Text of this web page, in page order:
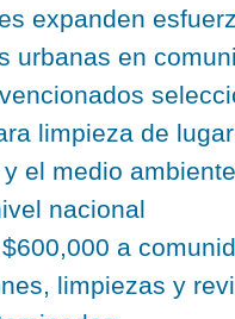
expanden
urbanas en
limpieza de
el medio
nacional
a
limpiezas y